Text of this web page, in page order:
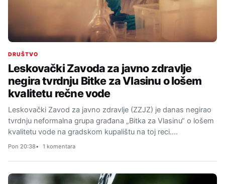
DRUŠTVO
Leskovački Zavoda za javno zdravlje
negira tvrdnju Bitke za Vlasinu o lošem
kvalitetu rečne vode
Leskovački Zavod za javno zdravlje (ZZJZ) je danas negirao
tvrdnju neformalna grupa građana „Bitka za Vlasinu“ o lošem
kvalitetu vode na gradskom kupalištu na toj reci.…
Pon 20:38 1 komentara